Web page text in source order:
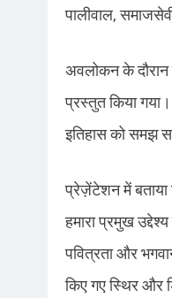
पालीवाल,
अवलोकन के दौरान
प्रस्तुत किया
इतिहास को समझ
प्रेज़ेंटेशन में बताया
हमारा प्रमुख
पवित्रता और
किए गए स्थिर और